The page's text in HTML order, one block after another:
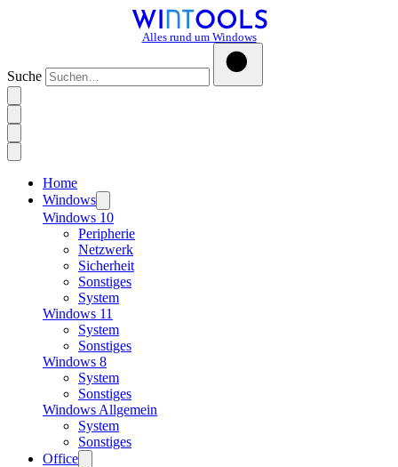
Alles rund um Windows
Suche
Home
Windows
Windows 10
Peripherie
Netzwerk
Sicherheit
Sonstiges
System
Windows 11
System
Sonstiges
Windows 8
System
Sonstiges
Windows Allgemein
System
Sonstiges
Office